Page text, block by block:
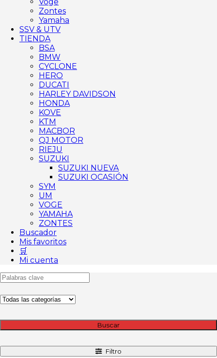
Zontes
Yamaha
SSV & UTV
TIENDA
BSA
BMW
CYCLONE
HERO
DUCATI
HARLEY DAVIDSON
HONDA
KOVE
KTM
MACBOR
QJ MOTOR
RIEJU
SUZUKI
SUZUKI NUEVA
SUZUKI OCASIÓN
SYM
UM
VOGE
YAMAHA
ZONTES
Buscador
Mis favoritos
🛒
Mi cuenta
Buscar
Filtro